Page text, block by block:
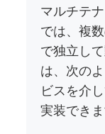
マルチテ
では、複
で独立し
は、次の
ビスを介
実装できま